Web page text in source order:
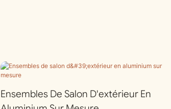
Ensembles De Salon D'extérieur En